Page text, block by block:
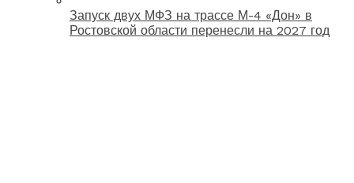
Запуск двух МФЗ на трассе М-4 «Дон» в
Ростовской области перенесли на 2027 год